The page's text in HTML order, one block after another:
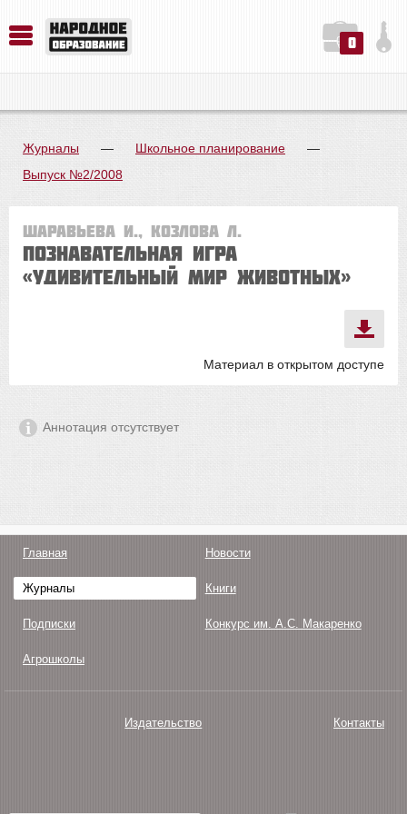
0
Журналы — Школьное планирование
—
Выпуск №2/2008
Шаравьева И., Козлова Л.
Познавательная игра
«Удивительный мир животных»
Материал в открытом доступе
Аннотация отсутствует
Главная Новости
Журналы Книги
Подписки Конкурс им. А.С. Макаренко
Агрошколы
Издательство Контакты